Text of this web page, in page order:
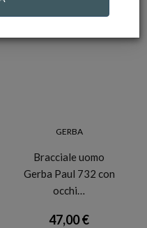
GERBA
Bracciale uomo
Gerba Paul 732 con
occhi…
47,00 €